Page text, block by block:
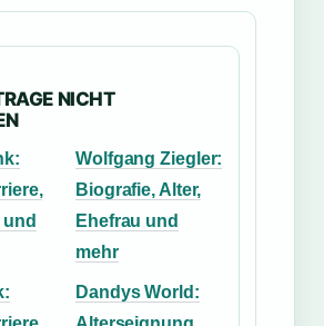
NICHT
Wolfgang Ziegler:
Biografie, Alter,
Ehefrau und
mehr
Dandys World: